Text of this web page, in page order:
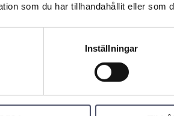
som du har tillhandahållit eller som
Inställningar
Add to favorites
BUY